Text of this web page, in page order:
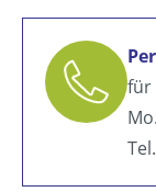
für
Tel.